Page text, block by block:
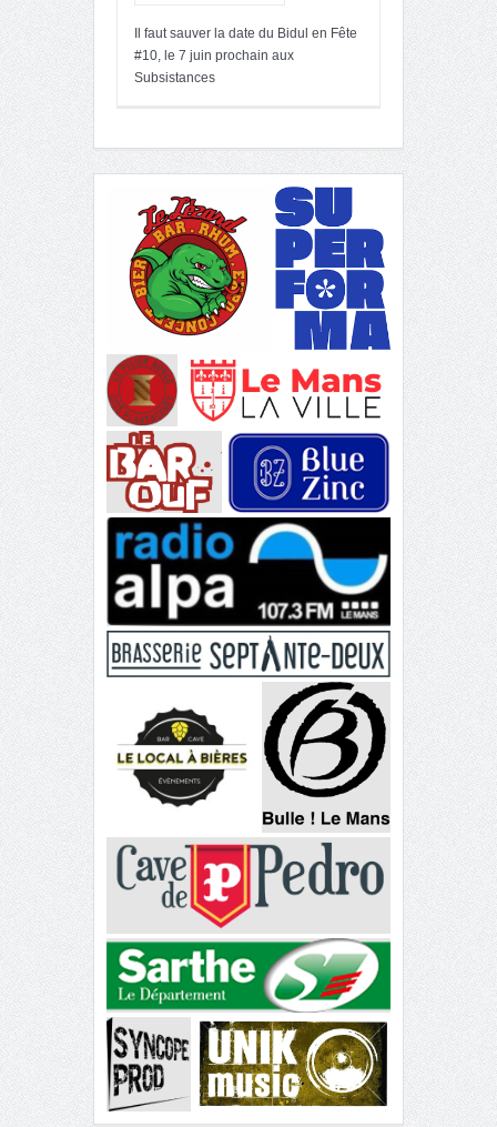
Il faut sauver la date du Bidul en Fête
#10, le 7 juin prochain aux
Subsistances